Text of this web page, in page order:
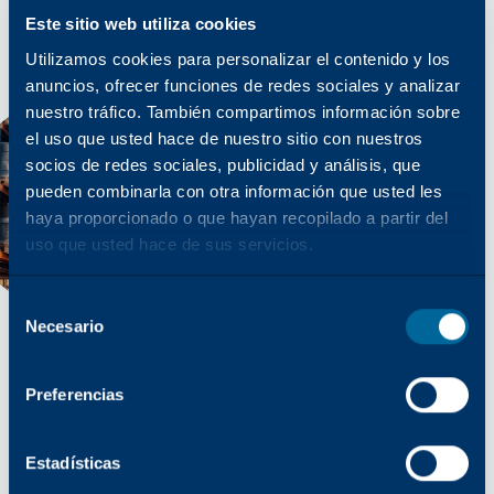
Este sitio web utiliza cookies
Utilizamos cookies para personalizar el contenido y los
anuncios, ofrecer funciones de redes sociales y analizar
nuestro tráfico. También compartimos información sobre
el uso que usted hace de nuestro sitio con nuestros
socios de redes sociales, publicidad y análisis, que
pueden combinarla con otra información que usted les
haya proporcionado o que hayan recopilado a partir del
uso que usted hace de sus servicios.
delNecesario
Preferencias
Estadísticas
Distribución
El objetivo de Katun en materia de distribución y